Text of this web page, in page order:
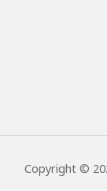
Copyright ©